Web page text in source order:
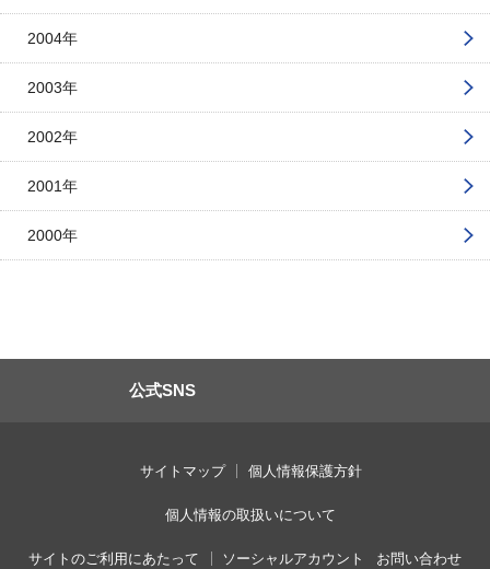
2004年
2003年
2002年
2001年
2000年
公式SNS
サイトマップ 個人情報保護方針
個人情報の取扱いについて
サイトのご利用にあたって ソーシャルアカウント お問い合わせ